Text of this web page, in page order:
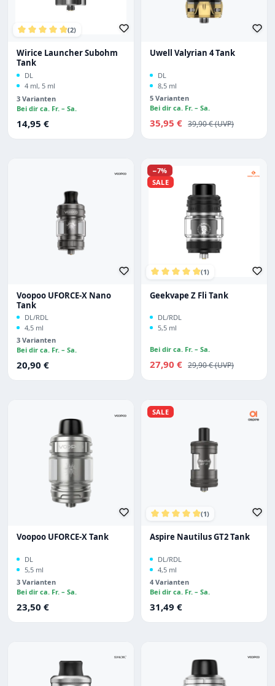
(2)
Wirice Launcher Subohm
Tank
DL
4 ml, 5 ml
3 Varianten
Bei dir ca. Fr. – Sa.
Regulärer Preis:
14,95 €
Uwell Valyrian 4 Tank
DL
8,5 ml
5 Varianten
Bei dir ca. Fr. – Sa.
Verkaufspreis:
35,95 € Regulärer Preis:
39,90 €
Voopoo UFORCE-X Nano
Tank
DL/RDL
4,5 ml
3 Varianten
Bei dir ca. Fr. – Sa.
Regulärer Preis:
20,90 €
Rabatt
−7%
SALE
(1)
Geekvape Z Fli Tank
DL/RDL
5,5 ml
Bei dir ca. Fr. – Sa.
Verkaufspreis:
27,90 € Regulärer Preis:
29,90 €
Voopoo UFORCE-X Tank
DL
5,5 ml
3 Varianten
Bei dir ca. Fr. – Sa.
Regulärer Preis:
23,50 €
SALE
(1)
Aspire Nautilus GT2 Tank
DL/RDL
4,5 ml
4 Varianten
Bei dir ca. Fr. – Sa.
Regulärer Preis:
31,49 €